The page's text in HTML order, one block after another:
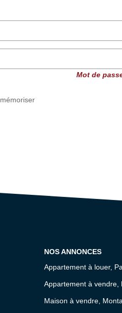
Mot de
mémoriser
NOS ANNONCES
Appartement à louer,
Appartement à vendre,
Maison à vendre,